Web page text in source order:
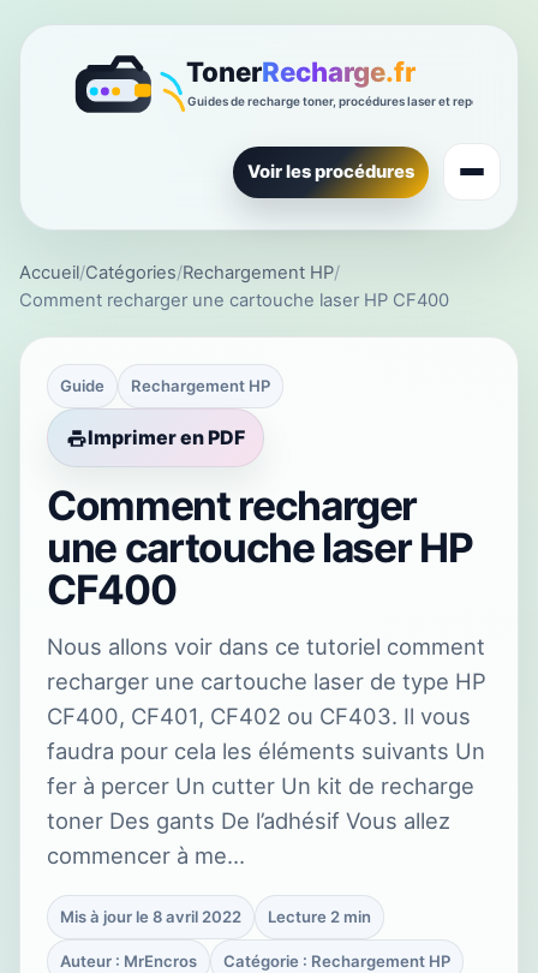
Voir les procédures
Accueil/Catégories/Rechargement HP/
Comment recharger une cartouche laser HP CF400
Guide Rechargement HP
Imprimer en PDF
Comment recharger
une cartouche laser HP
CF400
Nous allons voir dans ce tutoriel comment
recharger une cartouche laser de type HP
CF400, CF401, CF402 ou CF403. Il vous
faudra pour cela les éléments suivants Un
fer à percer Un cutter Un kit de recharge
toner Des gants De l’adhésif Vous allez
commencer à me…
Mis à jour le 8 avril 2022 Lecture 2 min
Auteur : MrEncros Catégorie : Rechargement HP